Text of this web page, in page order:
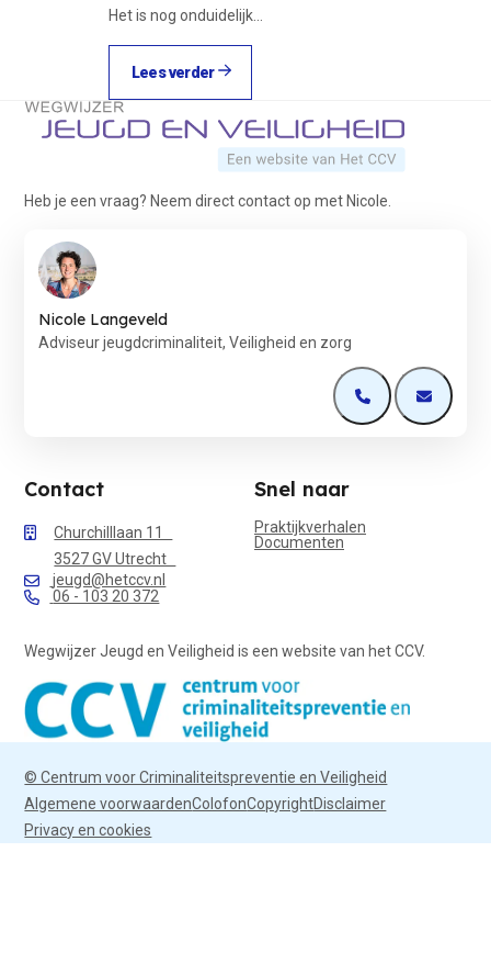
Het is nog onduidelijk…
Lees verder
Terug naar de startpagina
Heb je een vraag? Neem direct contact op met Nicole.
Nicole Langeveld
Adviseur jeugdcriminaliteit, Veiligheid en zorg
Open deOpen de
Contact
Churchilllaan 11
3527 GV Utrecht
jeugd@hetccv.nl
06 - 103 20 372
Snel naar
Praktijkverhalen
Documenten
Wegwijzer Jeugd en Veiligheid is een website van het CCV.
© Centrum voor Criminaliteitspreventie en Veiligheid
Algemene voorwaardenColofonCopyrightDisclaimer
Privacy en cookies